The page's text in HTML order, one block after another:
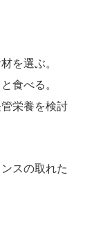
を選ぶ。
食べる。
栄養を検討
スの取れた